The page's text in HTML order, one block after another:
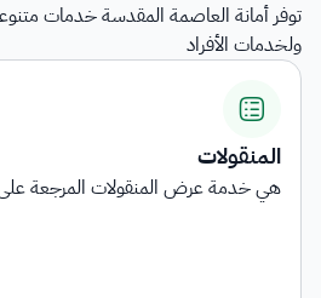
توفر أمانة العاصمة المقدسة خدمات
ولخدمات الأفراد
اشتراطات التأهيل وبيان الناقلي...
توفر الخدمة معلومات شاملة حول